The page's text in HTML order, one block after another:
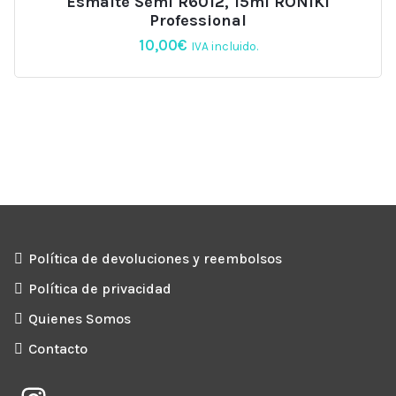
Professional
10,00€ IVA incluido.
Política de devoluciones y reembolsos
Política de privacidad
Quienes Somos
Contacto